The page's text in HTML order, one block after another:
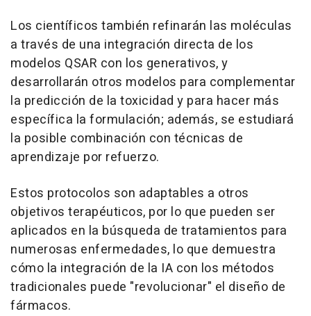
Los científicos también refinarán las moléculas
a través de una integración directa de los
modelos QSAR con los generativos, y
desarrollarán otros modelos para complementar
la predicción de la toxicidad y para hacer más
específica la formulación; además, se estudiará
la posible combinación con técnicas de
aprendizaje por refuerzo.
Estos protocolos son adaptables a otros
objetivos terapéuticos, por lo que pueden ser
aplicados en la búsqueda de tratamientos para
numerosas enfermedades, lo que demuestra
cómo la integración de la IA con los métodos
tradicionales puede "revolucionar" el diseño de
fármacos.